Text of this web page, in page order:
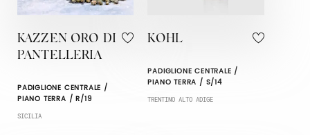
KAZZEN ORO DI
PANTELLERIA
PADIGLIONE CENTRALE /
PIANO TERRA / R/19
SICILIA
KOHL
PADIGLIONE CENTRALE /
PIANO TERRA / S/14
TRENTINO ALTO ADIGE